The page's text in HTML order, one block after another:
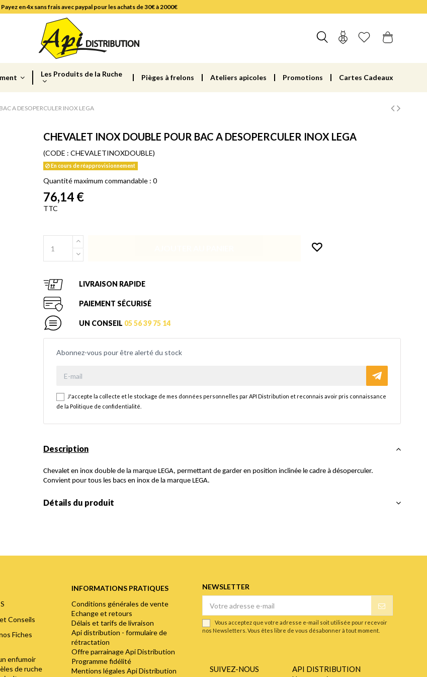
Payez en 4x sans frais avec paypal pour les achats de 30€ à 2000€
Les Produits de la Ruche Pièges à frelons Ateliers apicoles Promotions Cartes Cadeaux
A DESOPERCULER INOX LEGA
CHEVALET INOX DOUBLE POUR BAC A DESOPERCULER INOX LEGA
(CODE : CHEVALETINOXDOUBLE)
En cours de réapprovisionnement
Quantité maximum commandable : 0
76,14 €
TTC
LIVRAISON RAPIDE
PAIEMENT SÉCURISÉ
UN CONSEIL 05 56 39 75 14
Abonnez-vous pour être alerté du stock
J'accepte la collecte et le stockage de mes données personnelles par API Distribution et reconnais avoir pris connaissance
de laPolitique de confidentialité
Description
Chevalet en inox double de la marque LEGA, permettant de garder en position inclinée le cadre à désoperculer.
Convient pour tous les bacs en inox de la marque LEGA.
Détails du produit
Conseils
Fiches
enfumoir
de ruche
INFORMATIONS PRATIQUES
Conditions générales de vente
Echange et retours
Délais et tarifs de livraison
Api distribution - formulaire de
rétractation
Offre parrainage Api Distribution
Programme fidélité
Mentions légales Api Distribution
NEWSLETTER
Vous acceptez que votre adresse e-mail soit utilisée pour recevoir
nos Newsletters. Vous êtes libre de vous désabonner à tout moment.
SUIVEZ-NOUS API DISTRIBUTION